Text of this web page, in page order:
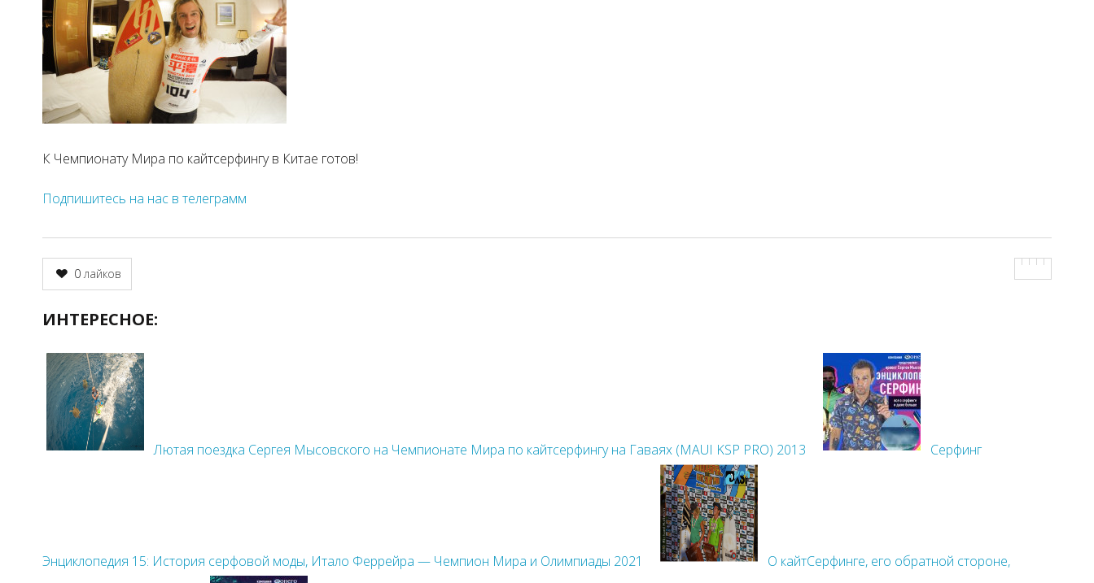
К Чемпионату Мира по кайтсерфингу в Китае готов!
Подпишитесь на нас в телеграмм
0лайков
ИНТЕРЕСНОЕ:
Лютая поездка Сергея Мысовского на Чемпионате Мира по кайтсерфингу на Гаваях (MAUI KSP PRO) 2013 Серфинг
Энциклопедия 15: История серфовой моды, Итало Феррейра — Чемпион Мира и Олимпиады 2021 О кайтСерфинге, его обратной стороне,